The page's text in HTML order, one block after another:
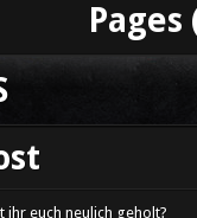
Pages
ihr euch neulich geholt?